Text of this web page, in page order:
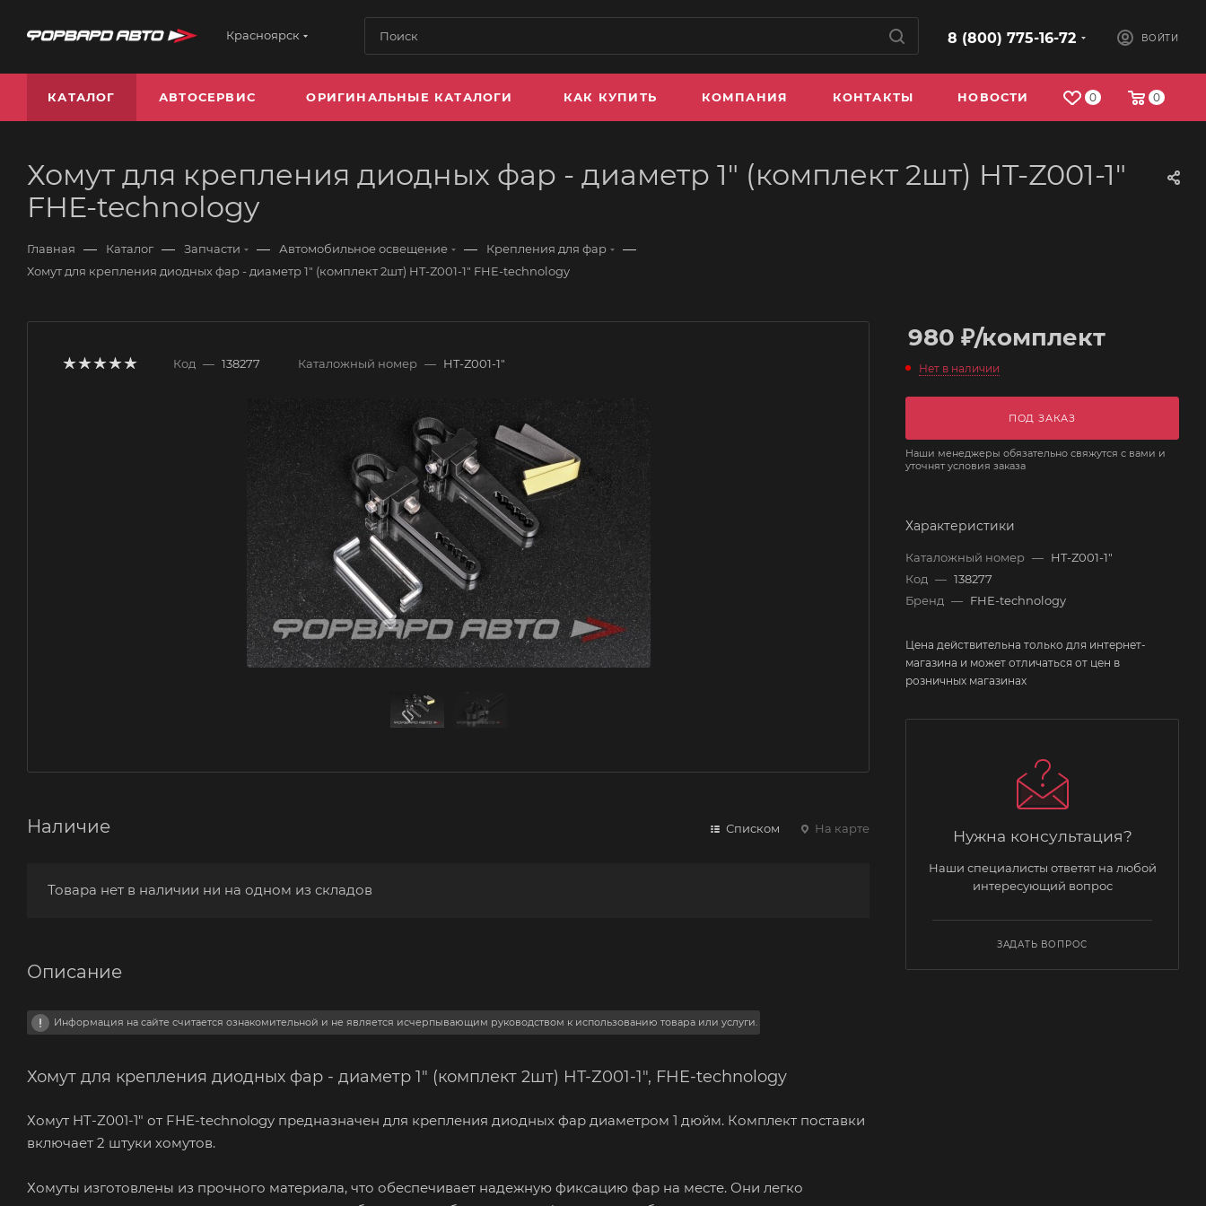
Красноярск 8 (800) 775-16-72 ВОЙТИ
0 0
КАТАЛОГ АВТОСЕРВИС ОРИГИНАЛЬНЫЕ КАТАЛОГИ КАК КУПИТЬ КОМПАНИЯ КОНТАКТЫ НОВОСТИ
Хомут для крепления диодных фар - диаметр 1" (комплект 2шт) HT-Z001-1"
FHE-technology
Главная — Каталог — Запчасти — Автомобильное освещение — Крепления для фар —
Хомут для крепления диодных фар - диаметр 1" (комплект 2шт) HT-Z001-1" FHE-technology
Код — 138277 Каталожный номер — HT-Z001-1"
Наличие Списком На карте
Товара нет в наличии ни на одном из складов
Описание
Информация на сайте считается ознакомительной и не является исчерпывающим руководством к использованию товара или услуги.
Хомут для крепления диодных фар - диаметр 1" (комплект 2шт) HT-Z001-1", FHE-technology
Хомут HT-Z001-1" от FHE-technology предназначен для крепления диодных фар диаметром 1 дюйм. Комплект поставки
включает 2 штуки хомутов.
Хомуты изготовлены из прочного материала, что обеспечивает надежную фиксацию фар на месте. Они легко
980 ₽/комплект
Нет в наличии
ПОД ЗАКАЗ
Наши менеджеры обязательно свяжутся с вами и
уточнят условия заказа
Характеристики
Каталожный номер — HT-Z001-1"
Код — 138277
Бренд — FHE-technology
Цена действительна только для интернет-
магазина и может отличаться от цен в
розничных магазинах
Нужна консультация?
Наши специалисты ответят на любой
интересующий вопрос
ЗАДАТЬ ВОПРОС